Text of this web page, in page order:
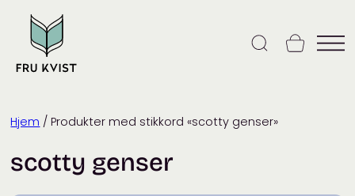
content
Hjem / Produkter med stikkord «scotty genser»
scotty genser